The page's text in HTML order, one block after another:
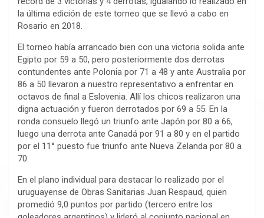
la última edición de este torneo que se llevó a cabo en
Rosario en 2018.
El torneo había arrancado bien con una victoria solida ante
Egipto por 59 a 50, pero posteriormente dos derrotas
contundentes ante Polonia por 71 a 48 y ante Australia por
86 a 50 llevaron a nuestro representativo a enfrentar en
octavos de final a Eslovenia. Allí los chicos realizaron una
digna actuación y fueron derrotados por 69 a 55. En la
ronda consuelo llegó un triunfo ante Japón por 80 a 66,
luego una derrota ante Canadá por 91 a 80 y en el partido
por el 11° puesto fue triunfo ante Nueva Zelanda por 80 a
70.
En el plano individual para destacar lo realizado por el
uruguayense de Obras Sanitarias Juan Respaud, quien
promedió 9,0 puntos por partido (tercero entre los